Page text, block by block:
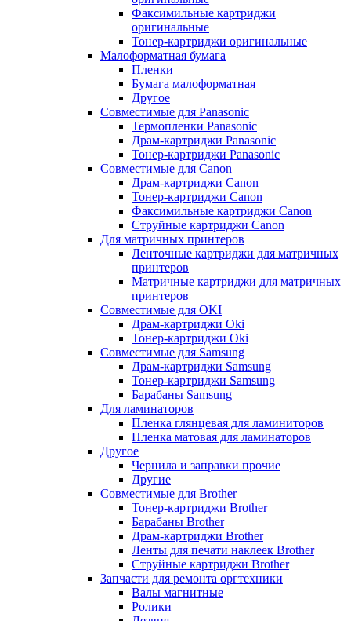
Факсимильные картриджи
оригинальные
Тонер-картриджи оригинальные
Малоформатная бумага
Пленки
Бумага малоформатная
Другое
Совместимые для Panasonic
Термопленки Panasonic
Драм-картриджи Panasonic
Тонер-картриджи Panasonic
Совместимые для Canon
Драм-картриджи Canon
Тонер-картриджи Canon
Факсимильные картриджи Canon
Струйные картриджи Canon
Для матричных принтеров
Ленточные картриджи для матричных
принтеров
Матричные картриджи для матричных
принтеров
Совместимые для OKI
Драм-картриджи Oki
Тонер-картриджи Oki
Совместимые для Samsung
Драм-картриджи Samsung
Тонер-картриджи Samsung
Барабаны Samsung
Для ламинаторов
Пленка глянцевая для ламиниторов
Пленка матовая для ламинаторов
Другое
Чернила и заправки прочие
Другие
Совместимые для Brother
Тонер-картриджи Brother
Барабаны Brother
Драм-картриджи Brother
Ленты для печати наклеек Brother
Струйные картриджи Brother
Запчасти для ремонта оргтехники
Валы магнитные
Ролики